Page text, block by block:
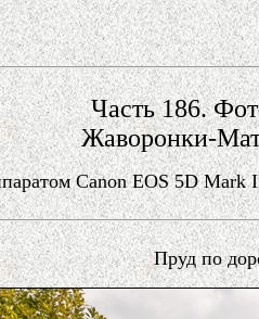
Часть 186.
Жаворонки-
Canon EOS 5D Mark II
Пруд по